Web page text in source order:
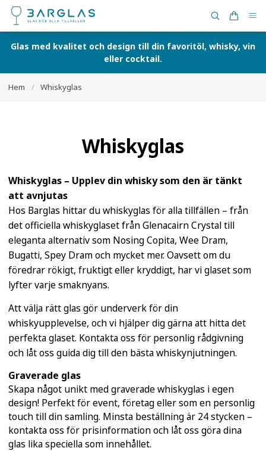
Glas med kvalitet och design till din favoritöl, whisky, vin
eller cocktail.
Hem / Whiskyglas
Whiskyglas
Whiskyglas – Upplev din whisky som den är tänkt
att avnjutas
Hos Barglas hittar du whiskyglas för alla tillfällen – från
det officiella whiskyglaset från Glenacairn Crystal till
eleganta alternativ som Nosing Copita, Wee Dram,
Bugatti, Spey Dram och mycket mer. Oavsett om du
föredrar rökigt, fruktigt eller kryddigt, har vi glaset som
lyfter varje smaknyans.
Att välja rätt glas gör underverk för din
whiskyupplevelse, och vi hjälper dig gärna att hitta det
perfekta glaset. Kontakta oss för personlig rådgivning
och låt oss guida dig till den bästa whiskynjutningen.
Graverade glas
Skapa något unikt med graverade whiskyglas i egen
design! Perfekt för event, företag eller som en personlig
touch till din samling. Minsta beställning är 24 stycken –
kontakta oss för prisinformation och låt oss göra dina
glas lika speciella som innehållet.